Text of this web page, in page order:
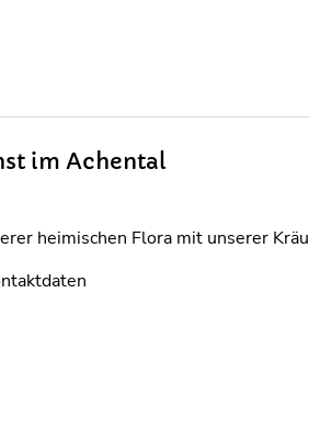
im Achental
heimischen Flora mit unserer